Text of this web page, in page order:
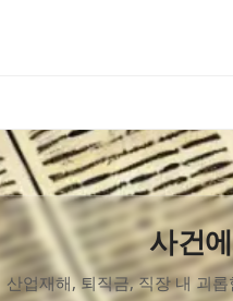
사건
산업재해, 퇴직금, 직장 내 괴